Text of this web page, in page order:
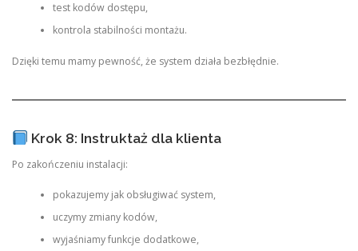
test kodów dostępu,
kontrola stabilności montażu.
Dzięki temu mamy pewność, że system działa bezbłędnie.
Krok 8: Instruktaż dla klienta
Po zakończeniu instalacji:
pokazujemy jak obsługiwać system,
uczymy zmiany kodów,
wyjaśniamy funkcje dodatkowe,